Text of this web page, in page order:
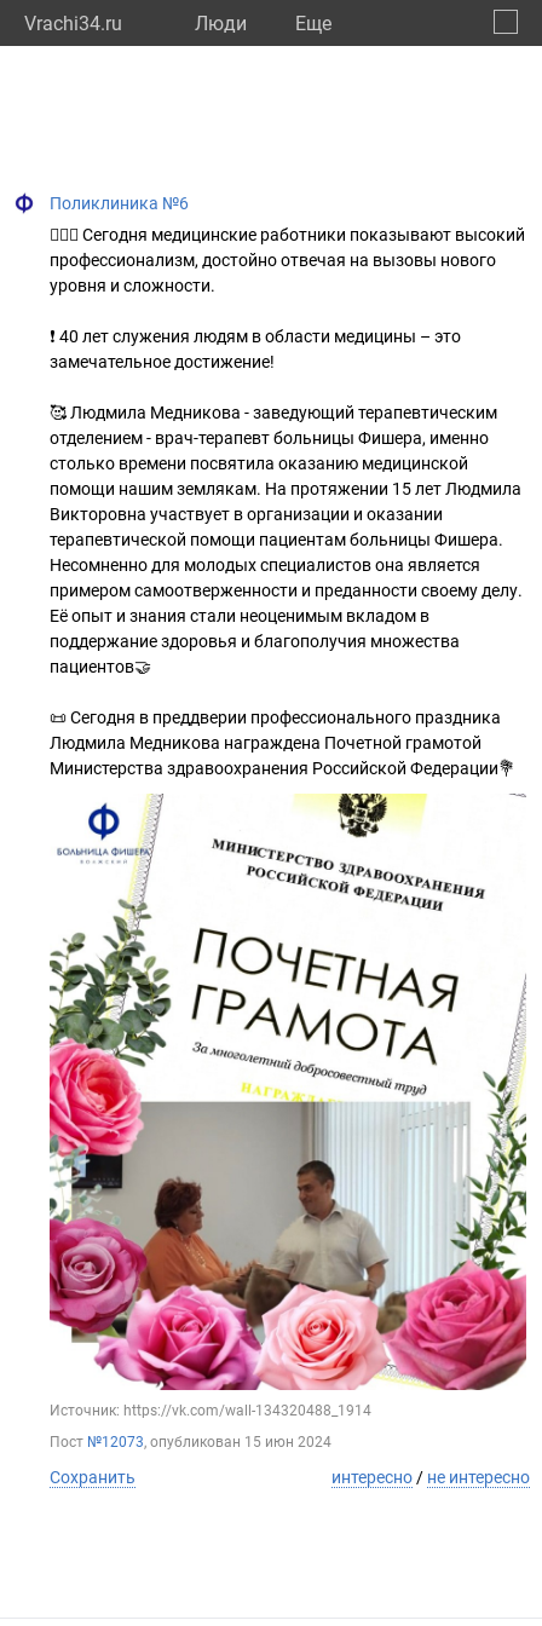
Vrachi34.ru Люди Eще
Поликлиника №6
👩🏻‍⚕️ Сегодня медицинские работники показывают высокий
профессионализм, достойно отвечая на вызовы нового
уровня и сложности.
❗ 40 лет служения людям в области медицины – это
замечательное достижение!
🥰 Людмила Медникова - заведующий терапевтическим
отделением - врач-терапевт больницы Фишера, именно
столько времени посвятила оказанию медицинской
помощи нашим землякам. На протяжении 15 лет Людмила
Викторовна участвует в организации и оказании
терапевтической помощи пациентам больницы Фишера.
Несомненно для молодых специалистов она является
примером самоотверженности и преданности своему делу.
Её опыт и знания стали неоценимым вкладом в
поддержание здоровья и благополучия множества
пациентов🤝
📜 Сегодня в преддверии профессионального праздника
Людмила Медникова награждена Почетной грамотой
Министерства здравоохранения Российской Федерации💐
Источник: https://vk.com/wall-134320488_1914
Пост №12073, опубликован 15 июн 2024
Сохранить интересно / не интересно